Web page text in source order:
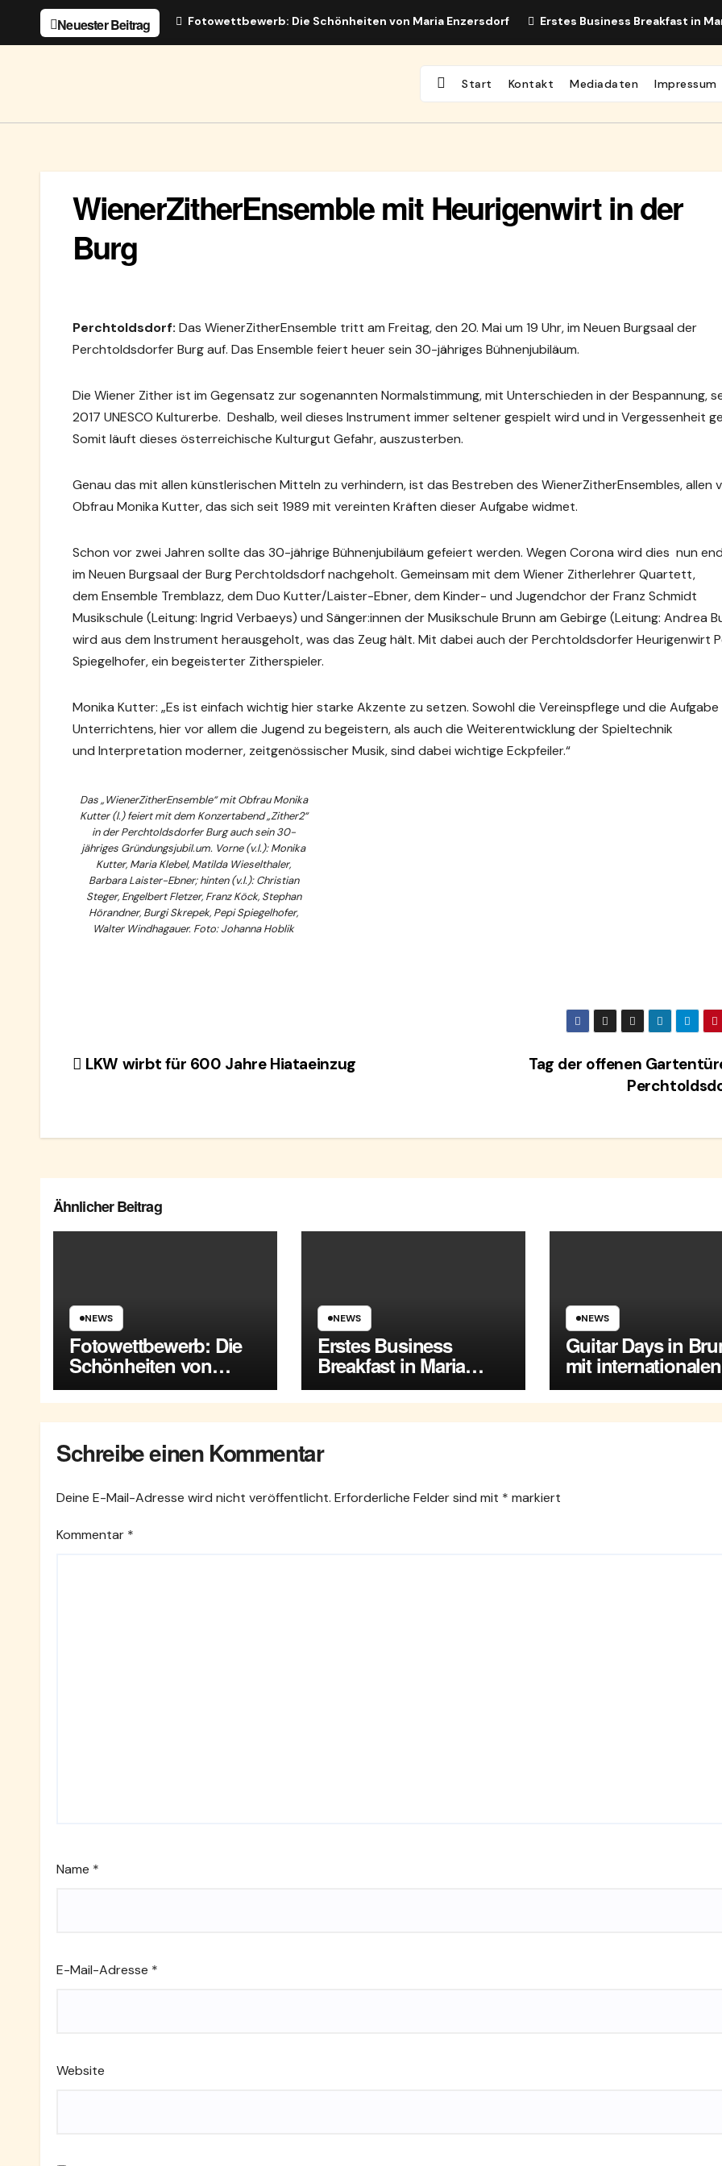
Neuester Beitrag Fotowettbewerb: Die Schönheiten von Maria Enzersdorf Erstes Business Breakfast in
Start Kontakt Mediadaten Impressum
WienerZitherEnsemble mit Heurigenwirt in der
Burg
Perchtoldsdorf: Das WienerZitherEnsemble tritt am Freitag, den 20. Mai um 19 Uhr, im Neuen Burgsaal der
Perchtoldsdorfer Burg auf. Das Ensemble feiert heuer sein 30-jähriges Bühnenjubiläum.
Die Wiener Zither ist im Gegensatz zur sogenannten Normalstimmung, mit Unterschieden in der Bespannung,
2017 UNESCO Kulturerbe. Deshalb, weil dieses Instrument immer seltener gespielt wird und in Vergessenheit
Somit läuft dieses österreichische Kulturgut Gefahr, auszusterben.
Genau das mit allen künstlerischen Mitteln zu verhindern, ist das Bestreben des WienerZitherEnsembles, allen
Obfrau Monika Kutter, das sich seit 1989 mit vereinten Kräften dieser Aufgabe widmet.
Schon vor zwei Jahren sollte das 30-jährige Bühnenjubiläum gefeiert werden. Wegen Corona wird dies nun
im Neuen Burgsaal der Burg Perchtoldsdorf nachgeholt. Gemeinsam mit dem Wiener Zitherlehrer Quartett,
dem Ensemble Tremblazz, dem Duo Kutter/Laister-Ebner, dem Kinder- und Jugendchor der Franz Schmidt
Musikschule (Leitung: Ingrid Verbaeys) und Sänger:innen der Musikschule Brunn am Gebirge (Leitung: Andrea
wird aus dem Instrument herausgeholt, was das Zeug hält. Mit dabei auch der Perchtoldsdorfer Heurigenwirt
Spiegelhofer, ein begeisterter Zitherspieler.
Monika Kutter: „Es ist einfach wichtig hier starke Akzente zu setzen. Sowohl die Vereinspflege und die Aufgabe
Unterrichtens, hier vor allem die Jugend zu begeistern, als auch die Weiterentwicklung der Spieltechnik
und Interpretation moderner, zeitgenössischer Musik, sind dabei wichtige Eckpfeiler.“
Das „WienerZitherEnsemble“ mit Obfrau Monika
Kutter (l.) feiert mit dem Konzertabend „Zither2“
in der Perchtoldsdorfer Burg auch sein 30-
jähriges Gründungsjubil.um. Vorne (v.l.): Monika
Kutter, Maria Klebel, Matilda Wieselthaler,
Barbara Laister-Ebner; hinten (v.l.): Christian
Steger, Engelbert Fletzer, Franz Köck, Stephan
Hörandner, Burgi Skrepek, Pepi Spiegelhofer,
Walter Windhagauer. Foto: Johanna Hoblik
Beitragsnavigation
Tag der offenen
LKW wirbt für 600 Jahre Hiataeinzug
Ähnlicher Beitrag
NEWS
Fotowettbewerb: Die
Schönheiten von
Maria Enzersdorf
NEWS
Erstes Business
Breakfast in Maria
Enzersdorf
NEWS
Guitar Days in
mit internationalen
Spitzenmusikern
Schreibe einen Kommentar
Deine E-Mail-Adresse wird nicht veröffentlicht. Erforderliche Felder sind mit * markiert
Kommentar *
Name *
E-Mail-Adresse *
Website